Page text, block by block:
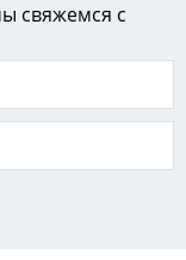
свяжемся с